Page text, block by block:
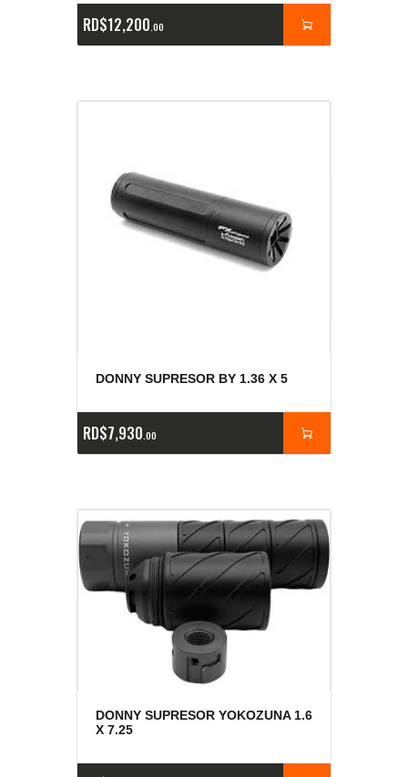
RD$12,200 00
DONNY SUPRESOR BY 1.36 X 5
RD$7,930 00
DONNY SUPRESOR YOKOZUNA 1.6
X 7.25